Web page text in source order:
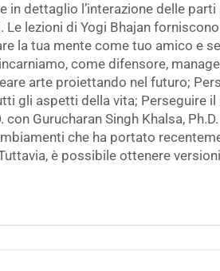
in dettaglio l’interazione delle
lezioni di Yogi Bhajan
la tua mente come tuo amico e
come difensore,
arte proiettando nel futuro;
gli aspetti della vita; Perseguire
Gurucharan Singh Khalsa,
che ha portato
è possibile ottenere